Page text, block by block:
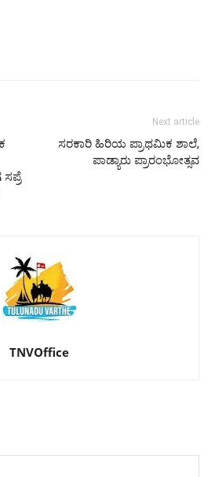
Next article
ಸರಕಾರಿ ಹಿರಿಯ ಪ್ರಾಥಮಿಕ ಶಾಲೆ,
ಪಾಡ್ಯಾರು ಪ್ರಾರಂಭೋತ್ಸವ
TNVOffice